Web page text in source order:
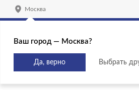
Москва
Ваш город — Москва?
Да, верно Выбрать